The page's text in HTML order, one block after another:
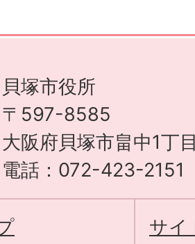
貝塚市役所
〒597-8585
大阪府貝塚市畠中1丁
電話：072-423-2151
サイ